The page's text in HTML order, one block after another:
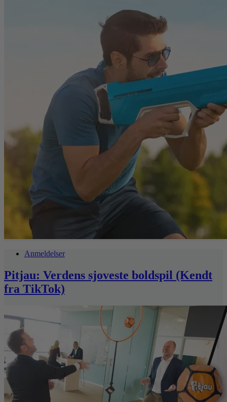
Anmeldelser
Pitjau: Verdens sjoveste boldspil (Kendt
fra TikTok)